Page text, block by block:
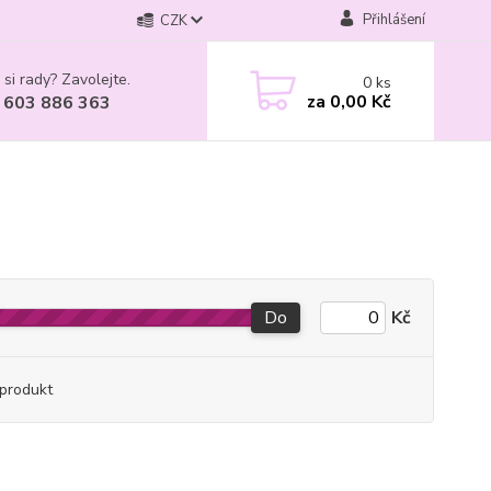
CZK Přihlášení
rady? Zavolejte.
886 363
0ks
za 0,00 Kč
Do Kč